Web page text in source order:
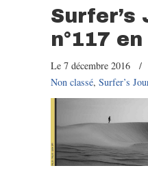
Surfer’s
n°117
Le 7 décembre 2016
/
Non classé, Surfer’s